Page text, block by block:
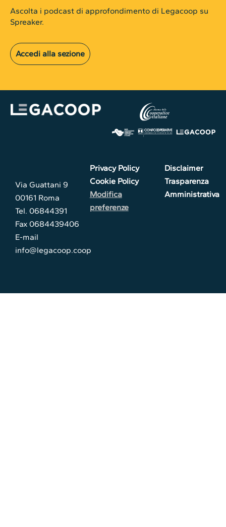
Ascolta i podcast di approfondimento di Legacoop su
Spreaker.
Accedi alla sezione
Via Guattani 9
00161 Roma
Tel. 06844391
Fax 0684439406
E-mail
info@legacoop.coop
Privacy Policy
Cookie Policy
Modifica
preferenze
Disclaimer
Trasparenza
Amministrativa